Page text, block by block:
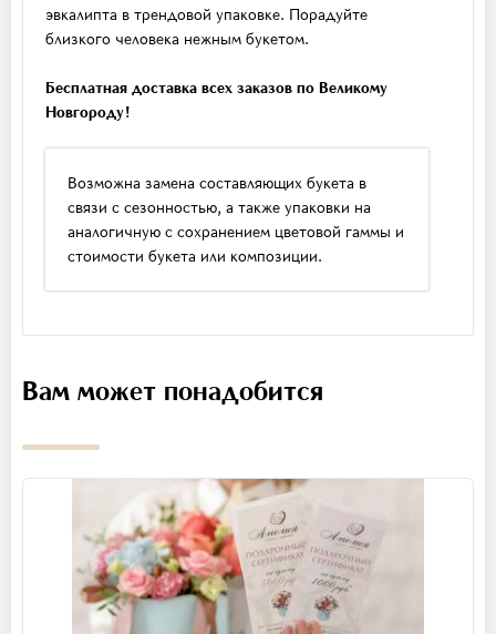
эвкалипта в трендовой упаковке. Порадуйте
близкого человека нежным букетом.
Бесплатная доставка всех заказов по Великому
Новгороду!
Возможна замена составляющих букета в
связи с сезонностью, а также упаковки на
аналогичную с сохранением цветовой гаммы и
стоимости букета или композиции.
Вам может понадобится